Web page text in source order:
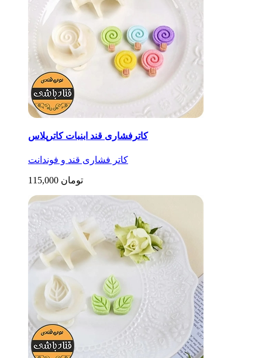
کاترفشاری قند ابنبات کاترپلاس
کاتر فشاری قند و فوندانت
115,000 تومان